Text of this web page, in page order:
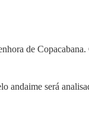
de
será